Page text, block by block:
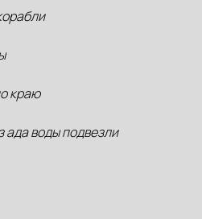
краю
ада воды подвезли